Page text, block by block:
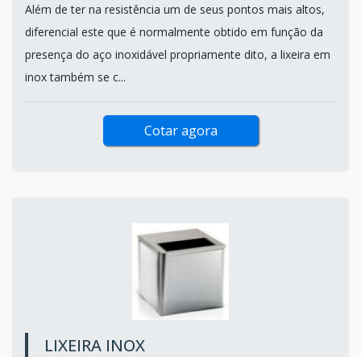
Além de ter na resistência um de seus pontos mais altos,
diferencial este que é normalmente obtido em função da
presença do aço inoxidável propriamente dito, a lixeira em
inox também se c...
Cotar agora
LIXEIRA INOX